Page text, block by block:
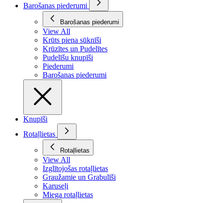
Barošanas piederumi
Barošanas piederumi
View All
Krūts piena sūknīši
Krūzītes un Pudelītes
Pudelīšu knupīši
Piederumi
Barošanas piederumi
Knupīši
Rotaļlietas
Rotaļlietas
View All
Izglītojošas rotaļlietas
Graužamie un Grabulīši
Karuseļi
Miega rotaļlietas